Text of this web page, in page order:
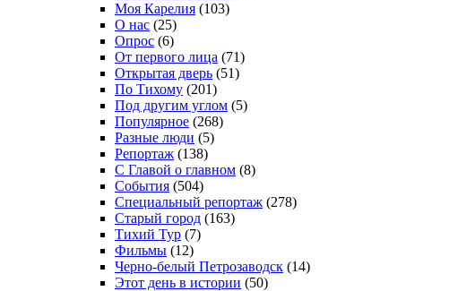
Моя Карелия (103)
О нас (25)
Опрос (6)
От первого лица (71)
Открытая дверь (51)
По Тихому (201)
Под другим углом (5)
Популярное (268)
Разные люди (5)
Репортаж (138)
С Главой о главном (8)
События (504)
Специальный репортаж (278)
Старый город (163)
Тихий Тур (7)
Фильмы (12)
Черно-белый Петрозаводск (14)
Этот день в истории (50)